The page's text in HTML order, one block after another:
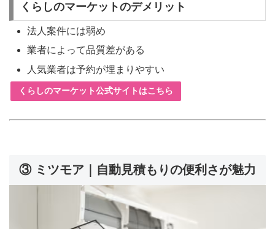
くらしのマーケットのデメリット
法人案件には弱め
業者によって品質差がある
人気業者は予約が埋まりやすい
くらしのマーケット公式サイトはこちら
③ ミツモア｜自動見積もりの便利さが魅力